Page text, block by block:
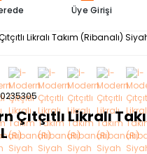
Üye Girişi
Çıtçıtlı Likralı